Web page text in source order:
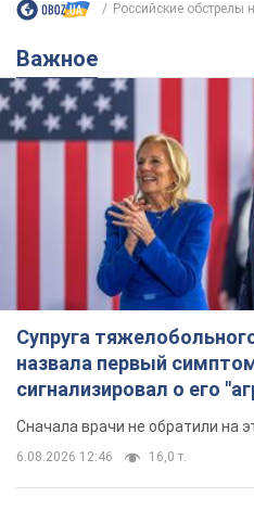
Российские обстрелы
Важное
Супруга
назвала первый
сигнализировал о его
Сначала врачи не обратили на
6.08.2026 12:46 16,0 т.